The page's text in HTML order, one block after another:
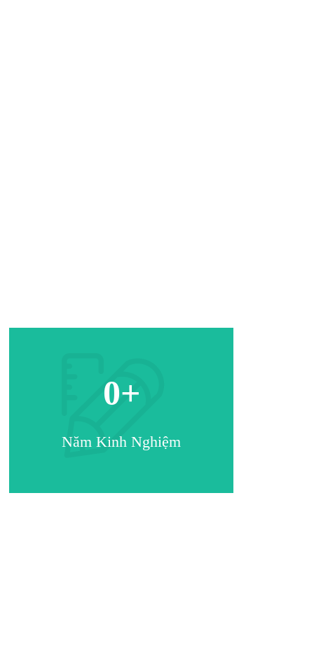
0+
Năm Kinh Nghiệm